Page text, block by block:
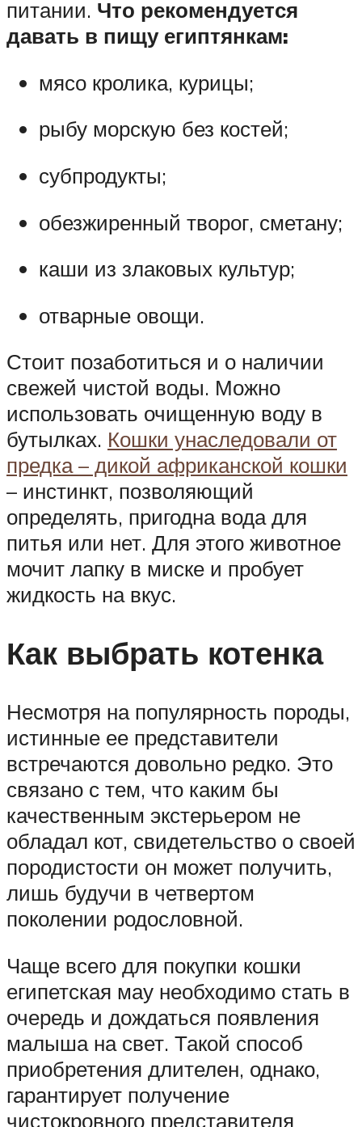
питании. Что рекомендуется
давать в пищу египтянкам:
мясо кролика, курицы;
рыбу морскую без костей;
субпродукты;
обезжиренный творог, сметану;
каши из злаковых культур;
отварные овощи.
Стоит позаботиться и о наличии
свежей чистой воды. Можно
использовать очищенную воду в
бутылках. Кошки унаследовали от
предка – дикой африканской кошки
– инстинкт, позволяющий
определять, пригодна вода для
питья или нет. Для этого животное
мочит лапку в миске и пробует
жидкость на вкус.
Как выбрать котенка
Несмотря на популярность породы,
истинные ее представители
встречаются довольно редко. Это
связано с тем, что каким бы
качественным экстерьером не
обладал кот, свидетельство о своей
породистости он может получить,
лишь будучи в четвертом
поколении родословной.
Чаще всего для покупки кошки
египетская мау необходимо стать в
очередь и дождаться появления
малыша на свет. Такой способ
приобретения длителен, однако,
гарантирует получение
чистокровного представителя